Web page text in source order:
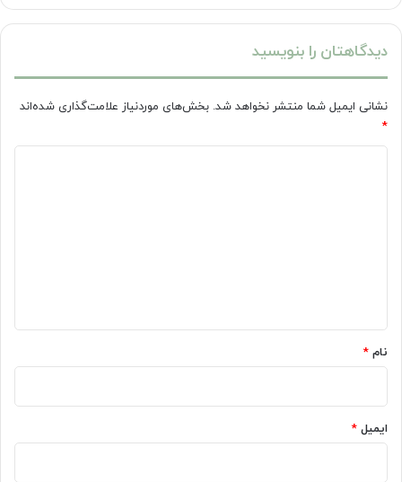
دیدگاهتان را بنویسید
نشانی ایمیل شما منتشر نخواهد شد. بخش‌های موردنیاز علامت‌گذاری شده‌اند
*
نام *
ایمیل *